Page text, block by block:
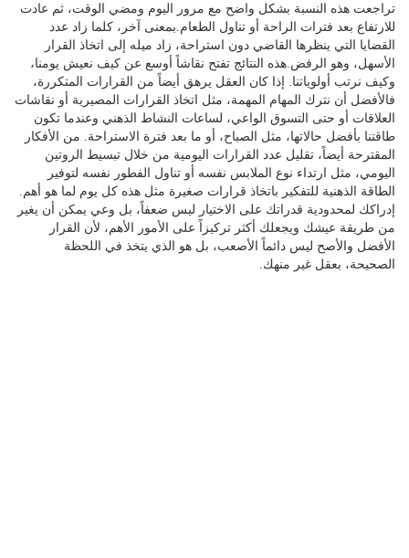
تراجعت هذه النسبة بشكل واضح مع مرور اليوم ومضي الوقت، ثم عادت
للارتفاع بعد فترات الراحة أو تناول الطعام.بمعنى آخر، كلما زاد عدد
القضايا التي ينظرها القاضي دون استراحة، زاد ميله إلى اتخاذ القرار
الأسهل، وهو الرفض.هذه النتائج تفتح نقاشاً أوسع عن كيف نعيش يومنا،
وكيف نرتب أولوياتنا. إذا كان العقل يرهق أيضاً من القرارات المتكررة،
فالأفضل أن نترك المهام المهمة، مثل اتخاذ القرارات المصيرية أو نقاشات
العلاقات أو حتى التسوق الواعي، لساعات النشاط الذهني وعندما تكون
طاقتنا بأفضل حالاتها، مثل الصباح، أو ما بعد فترة الاستراحة. من الأفكار
المقترحة أيضاً، تقليل عدد القرارات اليومية من خلال تبسيط الروتين
اليومي، مثل ارتداء نوع الملابس نفسه أو تناول الفطور نفسه لتوفير
الطاقة الذهنية للتفكير باتخاذ قرارات صغيرة مثل هذه كل يوم لما هو أهم.
إدراكك لمحدودية قدراتك على الاختيار ليس ضعفاً، بل وعي يمكن أن يغير
من طريقة عيشك ويجعلك أكثر تركيزاً على الأمور الأهم، لأن القرار
الأفضل والأصح ليس دائماً الأصعب، بل هو الذي يتخذ في اللحظة
الصحيحة، بعقل غير منهك.